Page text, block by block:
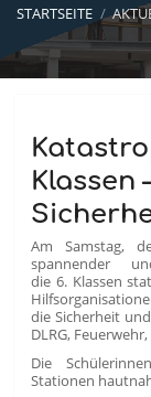
STARTSEITE /
Klassen
Am Samstag,
spannender
die 6. Klassen
die Sicherheit
DLRG,
Die
Stationen